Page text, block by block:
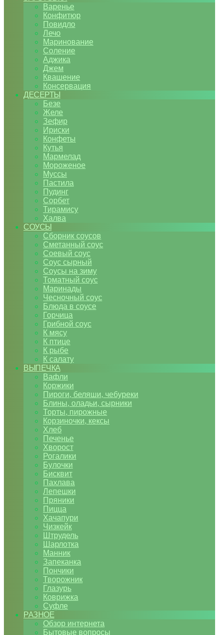
Варенье
Конфитюр
Повидло
Лечо
Маринование
Соление
Аджика
Джем
Квашение
Консервация
ДЕСЕРТЫ
Безе
Желе
Зефир
Ириски
Конфеты
Кутья
Мармелад
Мороженое
Муссы
Пастила
Пудинг
Сорбет
Тирамису
Халва
СОУСЫ
Сборник соусов
Сметанный соус
Соевый соус
Соус сырный
Соусы на зиму
Томатный соус
Маринады
Чесночный соус
Блюда в соусе
Горчица
Грибной соус
К мясу
К птице
К рыбе
К салату
ВЫПЕЧКА
Вафли
Коржики
Пироги, беляши, чебуреки
Блины, оладьи, сырники
Торты, пирожные
Корзиночки, кексы
Хлеб
Печенье
Хворост
Рогалики
Булочки
Бисквит
Пахлава
Лепешки
Пряники
Пицца
Хачапури
Чизкейк
Штрудель
Шарлотка
Манник
Запеканка
Пончики
Творожник
Глазурь
Коврижка
Суфле
РАЗНОЕ
Обзор интернета
Бытовые вопросы